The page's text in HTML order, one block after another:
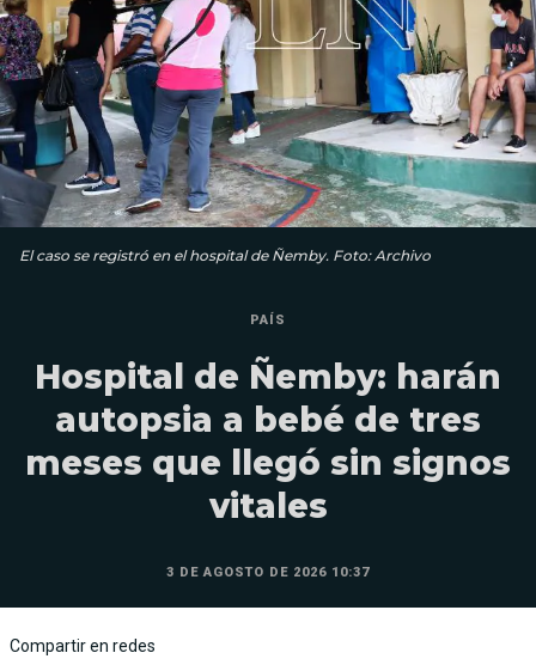
El caso se registró en el hospital de Ñemby. Foto: Archivo
PAÍS
Hospital de Ñemby: harán
autopsia a bebé de tres
meses que llegó sin signos
vitales
3 DE AGOSTO DE 2026 10:37
Compartir en redes